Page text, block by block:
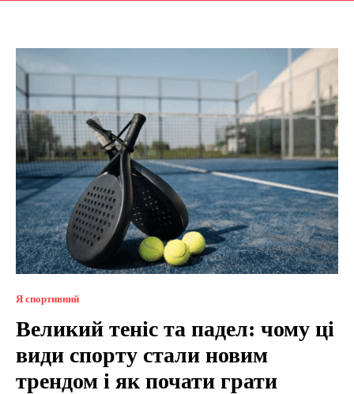
Я спортивний
Великий теніс та падел: чому ці
види спорту стали новим
трендом і як почати грати